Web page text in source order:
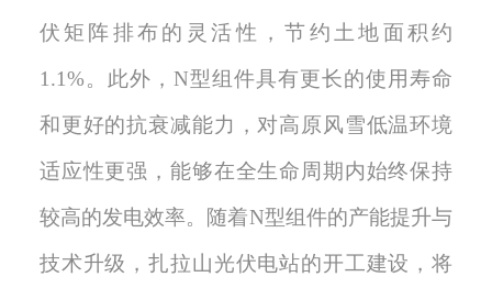
伏矩阵排布的灵活性，节约土地面积约
1.1%。 此外 ， N型组件具有更长的使用寿命
和更好的抗衰减能力，对高原风雪低温环境
适应性更强 ， 能够在全生命周期内始终保持
较高的发电效率。随着N型组件的产能提升与
技术升级，扎拉山光伏电站的开工建设，将